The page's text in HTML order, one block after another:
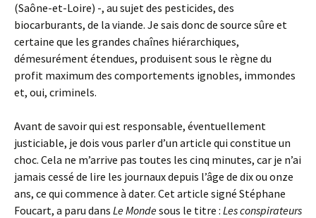
(Saône-et-Loire) -, au sujet des pesticides, des
biocarburants, de la viande. Je sais donc de source sûre et
certaine que les grandes chaînes hiérarchiques,
démesurément étendues, produisent sous le règne du
profit maximum des comportements ignobles, immondes
et, oui, criminels.
Avant de savoir qui est responsable, éventuellement
justiciable, je dois vous parler d’un article qui constitue un
choc. Cela ne m’arrive pas toutes les cinq minutes, car je n’ai
jamais cessé de lire les journaux depuis l’âge de dix ou onze
ans, ce qui commence à dater. Cet article signé Stéphane
Foucart, a paru dans Le Mondesous le titre : Les conspirateurs